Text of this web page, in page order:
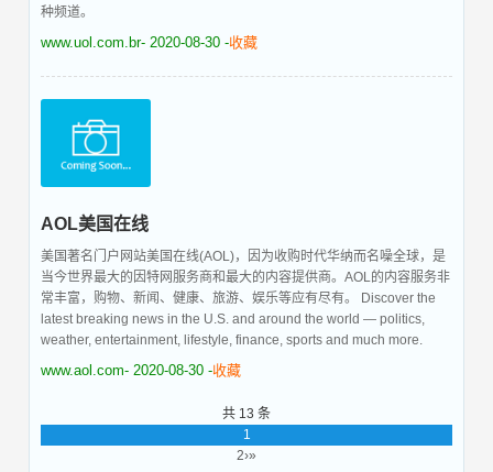
种频道。
www.uol.com.br- 2020-08-30 -收藏
AOL美国在线
美国著名门户网站美国在线(AOL)，因为收购时代华纳而名噪全球，是
当今世界最大的因特网服务商和最大的内容提供商。AOL的内容服务非
常丰富，购物、新闻、健康、旅游、娱乐等应有尽有。 Discover the
latest breaking news in the U.S. and around the world — politics,
weather, entertainment, lifestyle, finance, sports and much more.
www.aol.com- 2020-08-30 -收藏
共 13 条
1
2›»